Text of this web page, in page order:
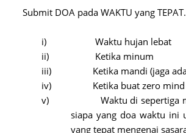
Submit DOA pada WAKTU yang TEPAT.
i)
Waktu hujan lebat
ii)
Ketika minum
iii)
Ketika mandi (jaga
iv)
Ketika buat zero
v)
Waktu di sepertiga
siapa yang doa waktu ini
yang tepat mengenai